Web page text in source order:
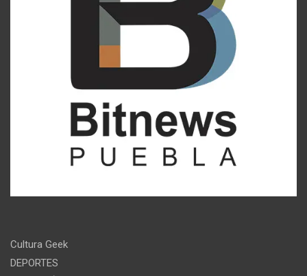
Cultura Geek
DEPORTES